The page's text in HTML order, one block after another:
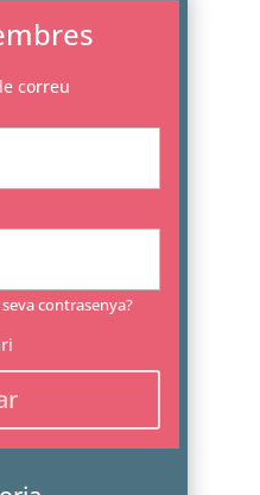
correu
contrasenya?